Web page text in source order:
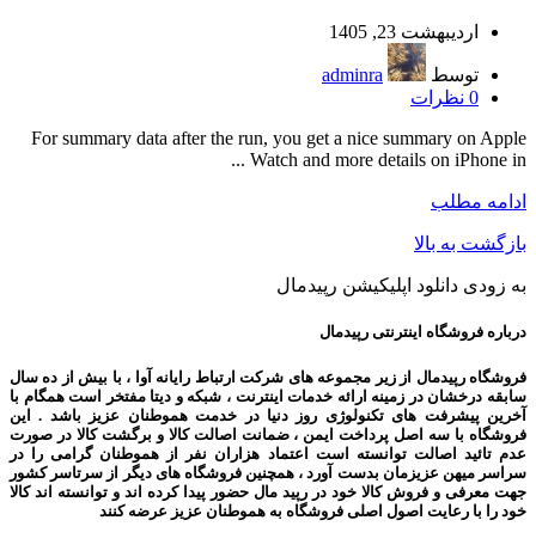
اردیبهشت 23, 1405
توسط
adminra
0 نظرات
For summary data after the run, you get a nice summary on Apple
Watch and more details on iPhone in ...
ادامه مطلب
بازگشت به بالا
به زودی دانلود اپلیکیشن رپیدمال
درباره فروشگاه اینترنتی رپیدمال
فروشگاه رپیدمال از زیر مجموعه های شرکت ارتباط رایانه آوا ، با بیش از ده سال
سابقه درخشان در زمینه ارائه خدمات اینترنت ، شبکه و دیتا مفتخر است همگام با
آخرین پیشرفت های تکنولوژی روز دنیا در خدمت هموطنان عزیز باشد . این
فروشگاه با سه اصل پرداخت ایمن ، ضمانت اصالت کالا و برگشت کالا در صورت
عدم تائید اصالت توانسته است اعتماد هزاران نفر از هموطنان گرامی را در
سراسر میهن عزیزمان بدست آورد ، همچنین فروشگاه های دیگر از سرتاسر کشور
جهت معرفی و فروش کالا خود در رپید مال حضور پیدا کرده اند و توانسته اند کالا
خود را با رعایت اصول اصلی فروشگاه به هموطنان عزیز عرضه کنند